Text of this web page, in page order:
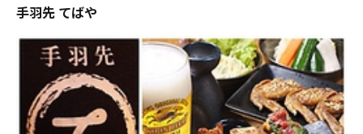
手羽先 てばや